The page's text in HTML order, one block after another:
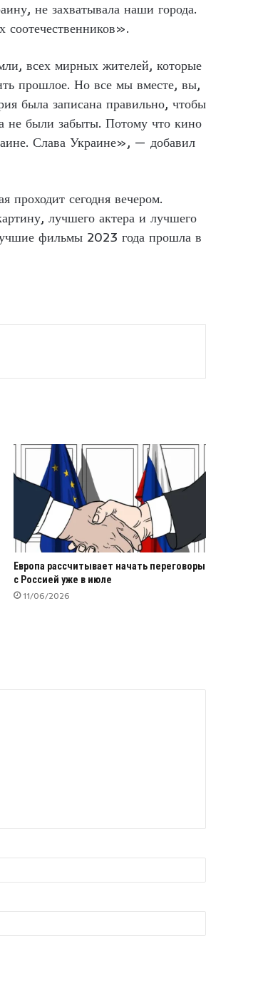
не захватывала наши города.
соотечественников».
всех мирных жителей, которые
прошлое. Но все мы вместе, вы,
была записана правильно, чтобы
не были забыты. Потому что кино
Слава Украине», — добавил
сегодня вечером.
лучшего актера и лучшего
фильмы 2023 года прошла в
Европа рассчитывает начать переговоры
с Россией уже в июле
11/06/2026